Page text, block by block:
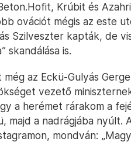
Krúbit és
ovációt mégis az este
Szilveszter kapták, de
skandálása is.
az Eckü-Gulyás
vezető
a herémet rárakom a
majd a nadrágjába nyúlt.
mondván: